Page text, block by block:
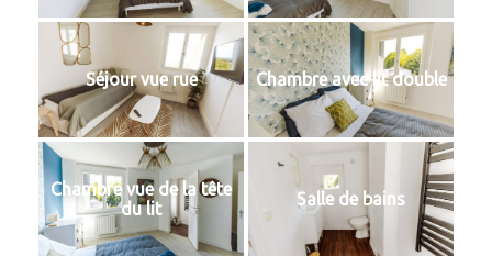
Séjour vue rue Chambre avec lit double
Chambre vue de la tête
du lit
Salle de bains